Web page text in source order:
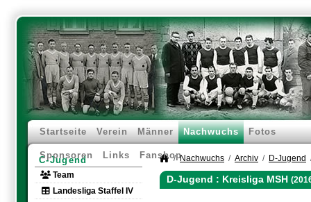
Startseite Verein Männer Nachwuchs Fotos
Sponsoren Links Fanshop
C-Jugend
Team
Landesliga Staffel IV
Nachwuchs Archiv D-Jugend
D-Jugend : Kreisliga MSH